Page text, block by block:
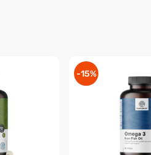
-15%